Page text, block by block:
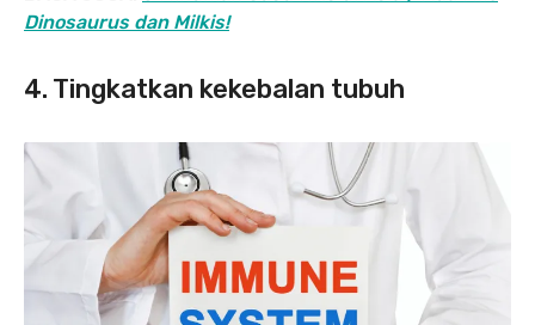
Dinosaurus dan Milkis!
4. Tingkatkan kekebalan tubuh